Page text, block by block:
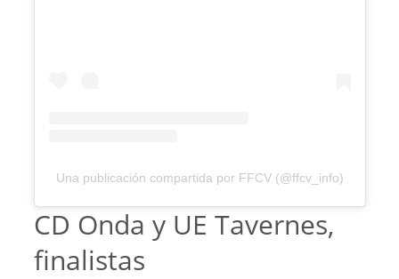
Una publicación compartida por FFCV (@ffcv_info)
CD Onda y UE Tavernes,
finalistas